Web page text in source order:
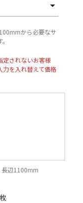
から必要なサ
定されないお客様
を入れ替えて価格
長辺1100mm
枚